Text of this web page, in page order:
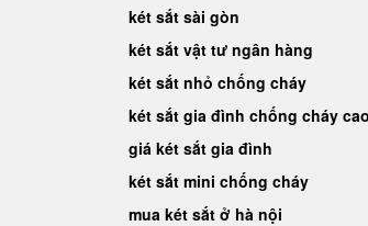
két sắt sài gòn
két sắt vật tư ngân hàng
két sắt nhỏ chống cháy
két sắt gia đình chống cháy
giá két sắt gia đình
két sắt mini chống cháy
mua két sắt ở hà nội